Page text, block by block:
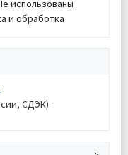
использованы
и обработка
СДЭК) -